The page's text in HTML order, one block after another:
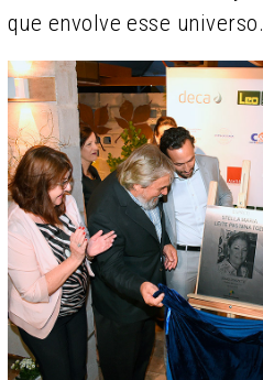
que envolve esse universo.